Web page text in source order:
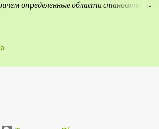
определенные области становятся
показателем его важности - чем
больше мощности он приносил, однако, с
в сельскую местность в прошлом веке,
проекты и планы городов.